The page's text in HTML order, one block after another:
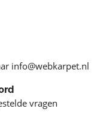
info@webkarpet.nl
vragen